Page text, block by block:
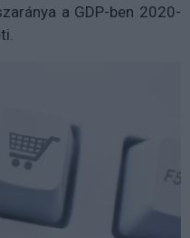
a GDP-ben 2020-